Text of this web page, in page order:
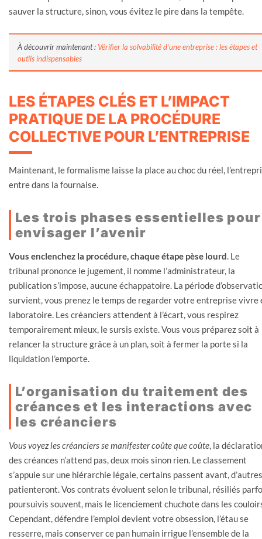
sauver la structure, sinon, vous évitez le pire dans la tempête.
À découvrir maintenant : Vérifier la solvabilité d’une entreprise : les étapes et
outils indispensables
LES ÉTAPES CLÉS ET L’IMPACT
PRATIQUE DE LA PROCÉDURE
COLLECTIVE POUR L’ENTREPRISE
Maintenant, le formalisme laisse la place au choc du réel,
entre dans la fournaise.
Les trois phases essentielles pour
envisager l’avenir
Vous enclenchez la procédure, chaque étape pèse lourd. Le
tribunal prononce le jugement, il nomme l’administrateur, la
publication s’impose, aucune échappatoire. La période
survient, vous prenez le temps de regarder votre entreprise vivre
laboratoire. Les créanciers attendent à l’écart, vous respirez
temporairement mieux, le sursis existe. Vous vous préparez soit à
relancer la structure grâce à un plan, soit à fermer la porte si la
liquidation l’emporte.
L’organisation du traitement des
créances et les interactions avec
les créanciers
Vous voyez les créanciers se manifester coûte que coûte, la
des créances n’attend pas, deux mois sinon rien. Le classement
s’appuie sur une hiérarchie légale, certains passent avant, d’autres
patienteront. Vos contrats évoluent selon le tribunal, résiliés
poursuivis souvent, mais le licenciement chuchote dans les
Cependant, défendre l’emploi devient votre obsession, l’étau se
resserre, mais conserver ce pan humain irrigue l’ensemble de la